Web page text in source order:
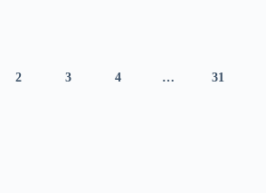
2 3 4 … 31